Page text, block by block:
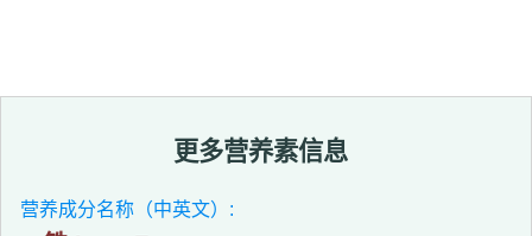
更多营养素信息
营养成分名称（中英文）: